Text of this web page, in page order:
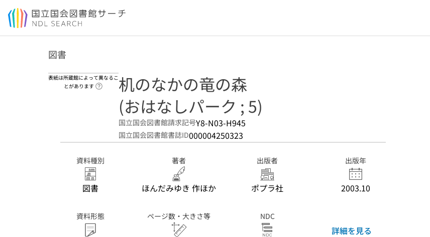
本文へ移動
図書
表紙は所蔵館によって異なるこ
とがあります
ヘルプページへのリンク
机のなかの竜の森
(おはなしパーク ; 5)
国立国会図書館請求記号Y8-N03-H945
国立国会図書館書誌ID000004250323
資料種別
図書
著者
ほんだみゆき 作ほか
出版者
ポプラ社
出版年
2003.10
資料形態 ページ数・大きさ等 NDC
詳細を見る